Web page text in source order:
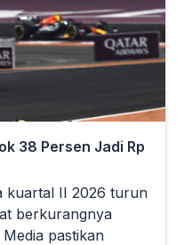
38 Persen Jadi Rp
kuartal II 2026 turun
berkurangnya
pastikan